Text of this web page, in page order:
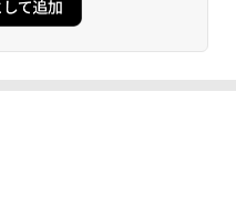
グレード版】AOKIMI ワイヤ
モノクロ版 39 (ジャンプ